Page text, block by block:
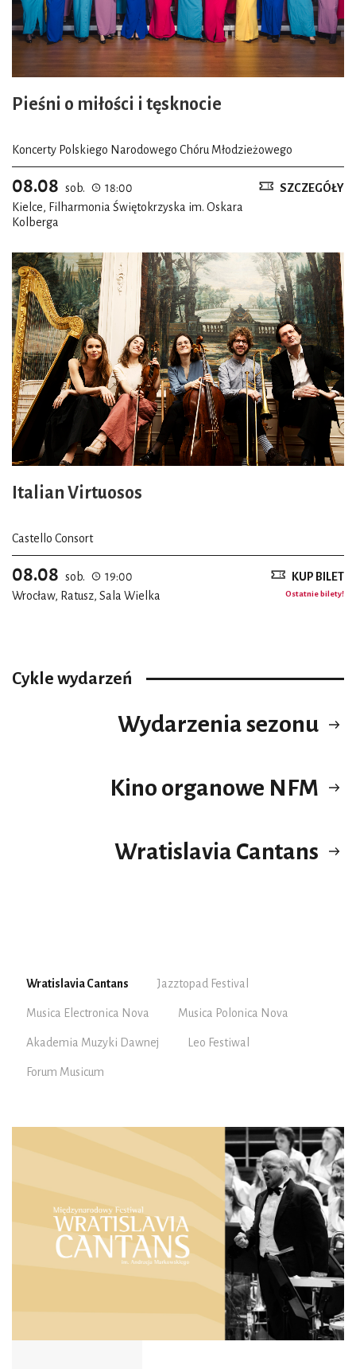
Pieśni o miłości i tęsknocie
Koncerty Polskiego Narodowego Chóru Młodzieżowego
08.08 sob.
18:00
Kielce, Filharmonia Świętokrzyska im. Oskara
Kolberga
SZCZEGÓŁY
Italian Virtuosos
Castello Consort
08.08 sob.
19:00
Wrocław, Ratusz, Sala Wielka
KUP BILET
Ostatnie bilety!
Cykle wydarzeń
Wydarzenia sezonu
Kino organowe NFM
Wratislavia Cantans
Wratislavia Cantans Jazztopad Festival
Musica Electronica Nova Musica Polonica Nova
Akademia Muzyki Dawnej Leo Festiwal
Forum Musicum